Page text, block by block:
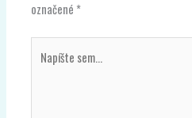
označené *
sem...